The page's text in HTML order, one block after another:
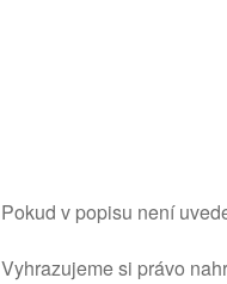
Pokud v popisu není
Vyhrazujeme si právo